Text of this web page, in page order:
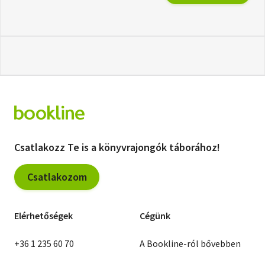
Csatlakozz Te is a könyvrajongók táborához!
Csatlakozom
Elérhetőségek
+36 1 235 60 70
Cégünk
A Bookline-ról bővebben